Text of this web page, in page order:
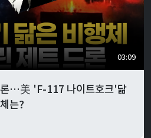
03:09
론…美 'F-117 나이트호크'닮
는?